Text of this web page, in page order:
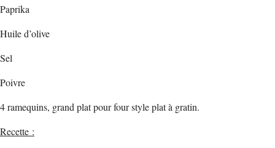
Paprika
Huile d’olive
Sel
Poivre
4 ramequins, grand plat pour four style plat à gratin.
Recette :